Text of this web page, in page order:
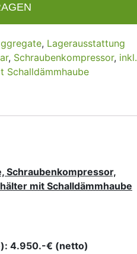
, Lagerausstattung
, Schraubenkompressor, inkl.
Schalldämmhaube
Schraubenkompressor,
mit Schalldämmhaube
4.950.-€ (netto)